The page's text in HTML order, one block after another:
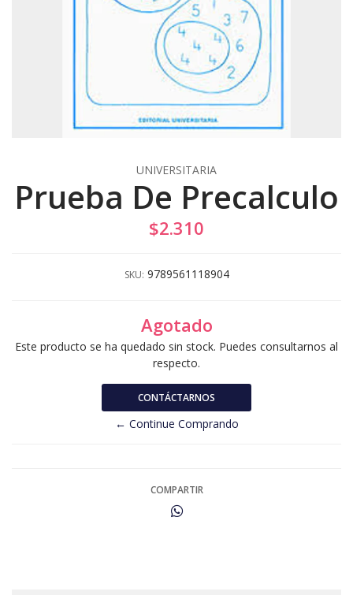
UNIVERSITARIA
Prueba De Precalculo
$2.310
SKU: 9789561118904
Agotado
Este producto se ha quedado sin stock. Puedes consultarnos al
respecto.
CONTÁCTARNOS
← Continue Comprando
COMPARTIR